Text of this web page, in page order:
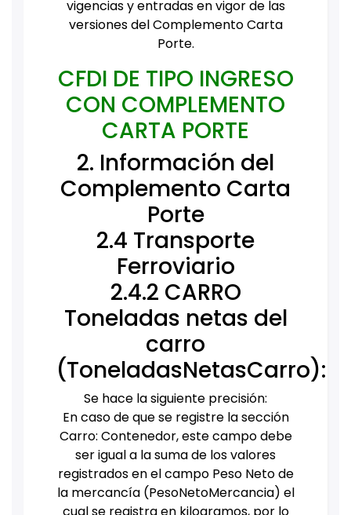
vigencias y entradas en vigor de las
versiones del Complemento Carta
Porte.
CFDI DE TIPO INGRESO
CON COMPLEMENTO
CARTA PORTE
2. Información del
Complemento Carta
Porte
2.4 Transporte
Ferroviario
2.4.2 CARRO
Toneladas netas del
carro
(ToneladasNetasCarro):
Se hace la siguiente precisión:
En caso de que se registre la sección
Carro: Contenedor, este campo debe
ser igual a la suma de los valores
registrados en el campo Peso Neto de
la mercancía (PesoNetoMercancia) el